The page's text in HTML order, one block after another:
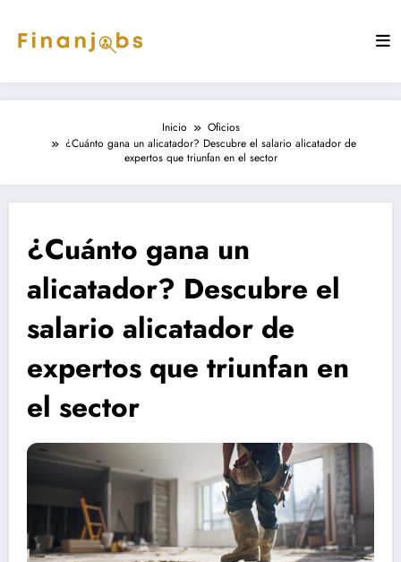
contenido
Inicio
Oficios
¿Cuánto gana un alicatador? Descubre el salario alicatador de
expertos que triunfan en el sector
¿Cuánto gana un
alicatador? Descubre el
salario alicatador de
expertos que triunfan en
el sector